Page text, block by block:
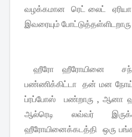
வழக்கமான ரெட் லைட்
இவரையும் போட்டுத்தள்ளிடறாரு
ஹீரோ ஹீரோயினை
பண்ணிக்கிட்டா தன் மன நோய்
ப்ரப்போஸ் பண்றாரு , ஆனா
ஆல்ரெடி லவ்வர்
ஹீரோயினைக்கடத்தி ஒரு